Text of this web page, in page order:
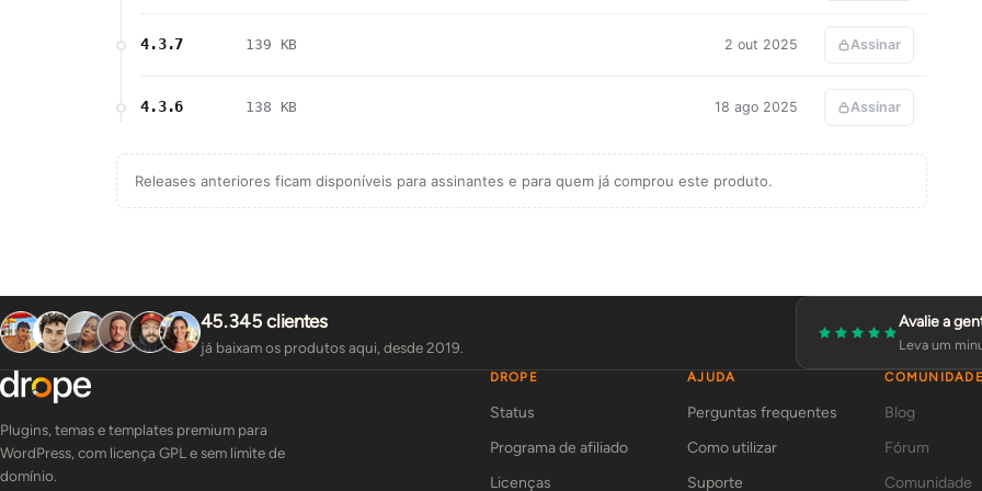
4.3.7 139 KB 2 out 2025 Assinar
4.3.6 138 KB 18 ago 2025 Assinar
Releases anteriores ficam disponíveis para assinantes e para quem já comprou este produto.
45.345 clientes
já baixam os produtos aqui, desde 2019.
Avalie a
Leva um
Plugins, temas e templates premium para
WordPress, com licença GPL e sem limite de
domínio.
DROPE
Status
Programa de afiliado
Licenças
AJUDA
Perguntas frequentes
Como utilizar
Suporte
Blog
Fórum
Comunidade